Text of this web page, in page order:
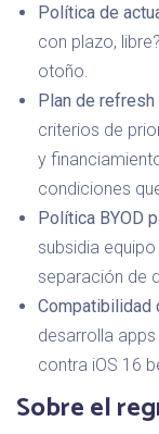
Política de
con plazo,
otoño.
Plan de
criterios de
y
condiciones
Política BYOD
subsidia
separación de
Compatibilidad
desarrolla
contra iOS 16
Sobre el